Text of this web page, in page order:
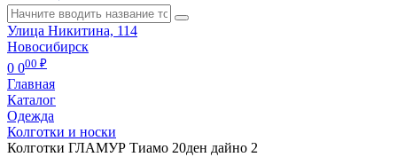
Улица Никитина, 114
Новосибирск
0 000 ₽
Главная
Каталог
Одежда
Колготки и носки
Колготки ГЛАМУР Тиамо 20ден дайно 2